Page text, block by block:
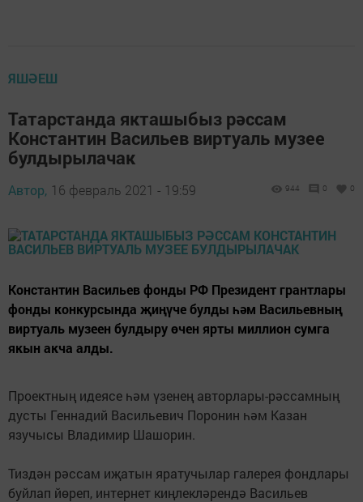
ЯШӘЕШ
Татарстанда якташыбыз рәссам
Константин Васильев виртуаль музее
булдырылачак
Автор, 16 февраль 2021 - 19:59 944 0 0
Константин Васильев фонды РФ Президент грантлары
фонды конкурсында җиңүче булды һәм Васильевның
виртуаль музеен булдыру өчен ярты миллион сумга
якын акча алды.
Проектның идеясе һәм үзенең авторлары-рәссамның
дусты Геннадий Васильевич Поронин һәм Казан
язучысы Владимир Шашорин.
Тиздән рәссам иҗатын яратучылар галерея фондлары
буйлап йөреп, интернет киңлекләрендә Васильев